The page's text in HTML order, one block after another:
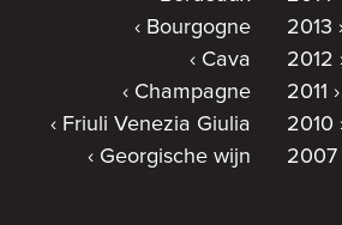
Bourgogne
Cava
Champagne
Friuli Venezia Giulia
Georgische wijn
2013
2012
2011
2010
2007